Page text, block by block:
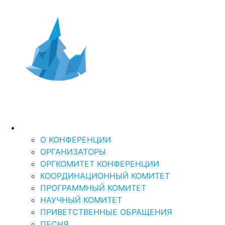
О КОНФЕРЕНЦИИ
ОРГАНИЗАТОРЫ
ОРГКОМИТЕТ КОНФЕРЕНЦИИ
КООРДИНАЦИОННЫЙ КОМИТЕТ
ПРОГРАММНЫЙ КОМИТЕТ
НАУЧНЫЙ КОМИТЕТ
ПРИВЕТСТВЕННЫЕ ОБРАЩЕНИЯ